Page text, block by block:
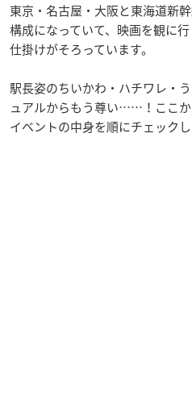
東京・名古屋・大阪と東海道新
構成になっていて、映画を観に
仕掛けがそろっています。
駅長姿のちいかわ・ハチワレ・
ュアルからもう尊い……！ここ
イベントの中身を順にチェックし